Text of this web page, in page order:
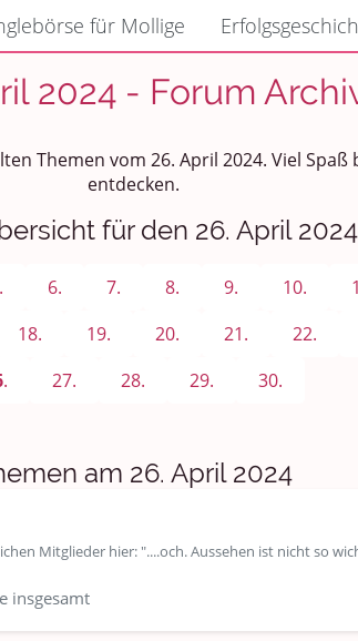
für Mollige
2024 - Forum
Themen vom 26. April 2024. Viel
entdecken.
für den 26. April 2024
6. 7. 8. 9. 10.
18. 19. 20. 21. 22.
. 27. 28. 29. 30.
am 26. April 2024
Mitglieder hier: "....och. Aussehen ist nicht so
insgesamt